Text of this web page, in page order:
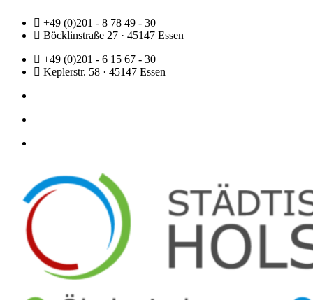
Inhalt
springen
+49 (0)201 - 8 78 49 - 30
Böcklinstraße 27 · 45147 Essen
+49 (0)201 - 6 15 67 - 30
Keplerstr. 58 · 45147 Essen